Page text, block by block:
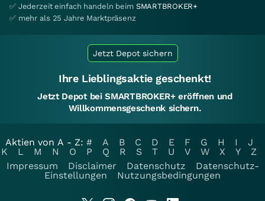
✅ Jederzeit einfach handeln beim SMARTBROKER+
✅ mehr als 25 Jahre Marktpräsenz
Jetzt Depot sichern
Ihre Lieblingsaktie geschenkt!
Jetzt Depot bei SMARTBROKER+ eröffnen und
Willkommensgeschenk sichern.
Aktien von A - Z: # A B C D E F G H I
J
K
L M N O P Q R S T U V W X Y
Z
Impressum
Disclaimer Datenschutz
Datenschutz-
Einstellungen
Nutzungsbedingungen